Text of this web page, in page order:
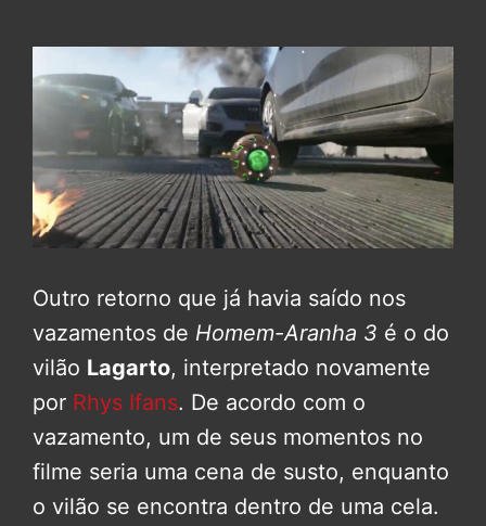
Outro retorno que já havia saído nos
vazamentos de Homem-Aranha 3 é o do
vilão Lagarto, interpretado novamente
por Rhys Ifans. De acordo com o
vazamento, um de seus momentos no
filme seria uma cena de susto, enquanto
o vilão se encontra dentro de uma cela.